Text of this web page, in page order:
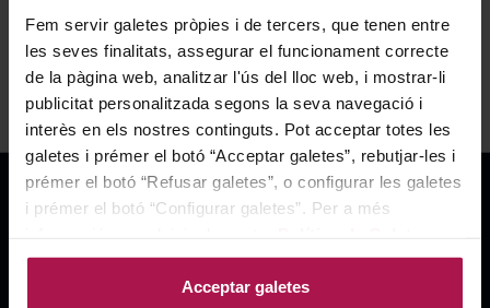
Fem servir galetes pròpies i de tercers, que tenen entre
les seves finalitats, assegurar el funcionament correcte
de la pàgina web, analitzar l'ús del lloc web, i mostrar-li
publicitat personalitzada segons la seva navegació i
interès en els nostres continguts. Pot acceptar totes les
galetes i prémer el botó “Acceptar galetes”, rebutjar-les i
prémer el botó “Refusar galetes”, o configurar les galetes
i prémer el botó “Configurar galetes”. Per a més
Acceptar galetes
AFEGIR